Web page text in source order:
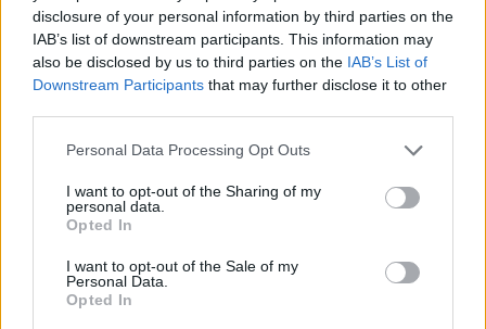
disclosure of your personal information by third parties on the
IAB’s list of downstream participants. This information may
also be disclosed by us to third parties on the IAB’s List of
Downstream Participants that may further disclose it to other
Personal Data Processing Opt Outs
I want to opt-out of the Sharing of my
personal data.
Opted In
I want to opt-out of the Sale of my
Personal Data.
Opted In
Ing. Ivan Sommer: Reakce na článek "Zvýší se těžba v
Českém krasu?" v EkoListu 5/2000
17.6.2000
V EkoListu 5/2000 byl zveřejněn článek "Zvýší se těžba v Českém
krasu?", který se z velké části zabývá těžbou ve Velkolomu Čertovy
schody - západ. Firma prý zažádala rozšíření dobývacího prostoru
vlivu na životní prostředí M. Štingl z Dětí Země říká: "Ta
biologický průzkum".
Šárka Kokošková: Kůrovec není jediným problémem
Šumavy
1.6.2000